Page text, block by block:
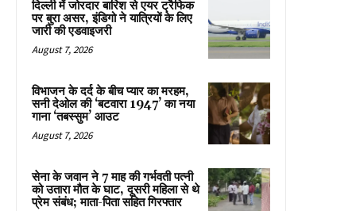
दिल्ली में जोरदार बारिश से एयर ट्रैफिक
पर बुरा असर, इंडिगो ने यात्रियों के लिए
जारी की एडवाइजरी
August 7, 2026
विभाजन के दर्द के बीच प्यार का मरहम,
सनी देओल की ‘बटवारा 1947’ का नया
गाना ‘तबस्सुम’ आउट
August 7, 2026
सेना के जवान ने 7 माह की गर्भवती पत्नी
को उतारा मौत के घाट, दूसरी महिला से थे
प्रेम संबंध; माता-पिता सहित गिरफ्तार